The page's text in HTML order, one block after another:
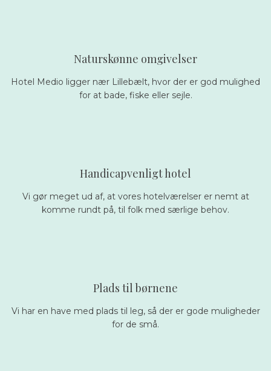
Naturskønne omgivelser
Hotel Medio ligger nær Lillebælt, hvor der er god mulighed
for at bade, fiske eller sejle.
Handicapvenligt hotel
Vi gør meget ud af, at vores hotelværelser er nemt at
komme rundt på, til folk med særlige behov.
Plads til børnene
Vi har en have med plads til leg, så der er gode muligheder
for de små.